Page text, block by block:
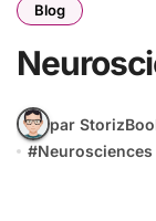
Blog
par
#Neurosciences